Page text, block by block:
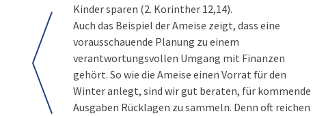
Kinder sparen (2. Korinther 12,14).
Auch das Beispiel der Ameise zeigt, dass eine
vorausschauende Planung zu einem
verantwortungsvollen Umgang mit Finanzen
gehört. So wie die Ameise einen Vorrat für den
Winter anlegt, sind wir gut beraten, für kommende
Ausgaben Rücklagen zu sammeln. Denn oft reichen